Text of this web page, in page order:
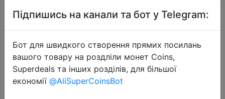
Підпишись на канали та бот у Telegram:
Бот для швидкого створення прямих посилань
вашого товару на роздліли монет Coins,
Superdeals та інших розділів, для більшої
економії @AliSuperCoinsBot